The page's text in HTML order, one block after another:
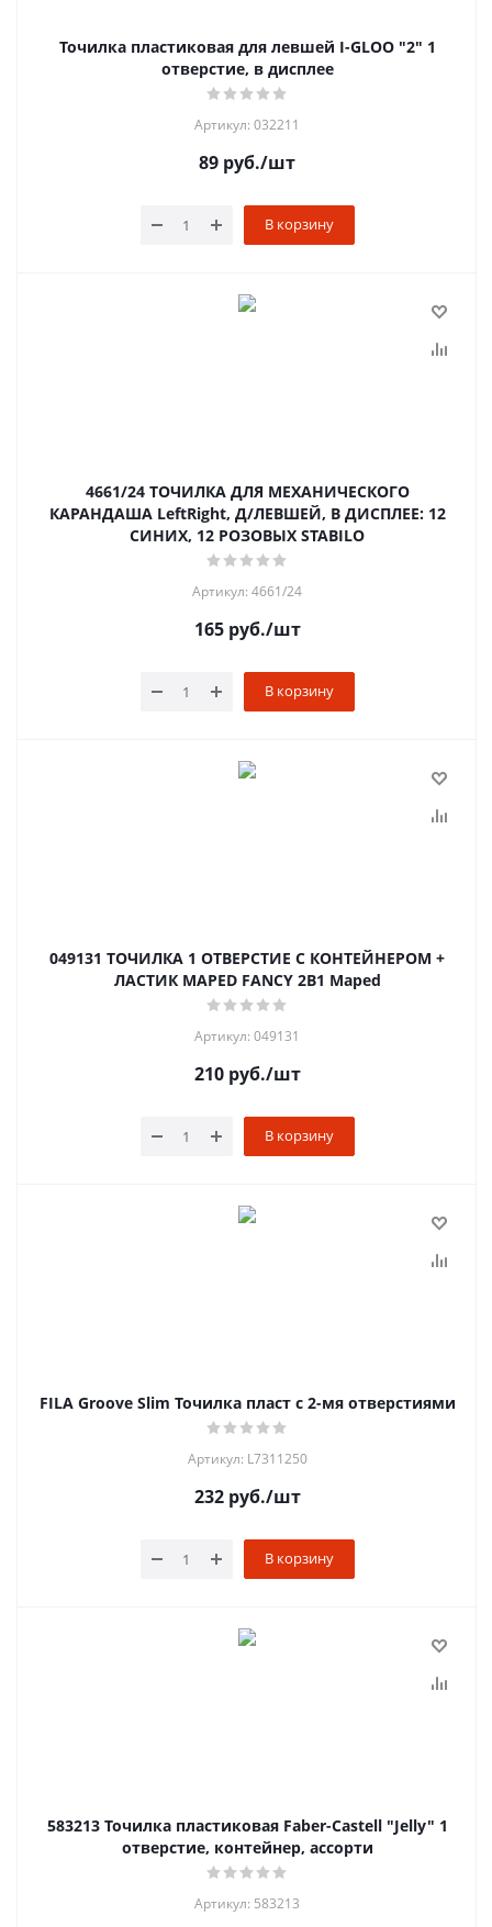
Точилка пластиковая для левшей I-GLOO "2" 1
отверстие, в дисплее
Артикул: 032211
89 руб./шт
В корзину
4661/24 ТОЧИЛКА ДЛЯ МЕХАНИЧЕСКОГО
КАРАНДАША LeftRight, Д/ЛЕВШЕЙ, В ДИСПЛЕЕ: 12
СИНИХ, 12 РОЗОВЫХ STABILO
Артикул: 4661/24
165руб./шт
В корзину
049131 ТОЧИЛКА 1 ОТВЕРСТИЕ С КОНТЕЙНЕРОМ +
ЛАСТИК MAPED FANCY 2В1 Maped
Артикул: 049131
210руб./шт
В корзину
FILA Groove Slim Точилка пласт с 2-мя отверстиями
Артикул: L7311250
232руб./шт
В корзину
583213 Точилка пластиковая Faber-Castell "Jelly" 1
отверстие, контейнер, ассорти
Артикул: 583213